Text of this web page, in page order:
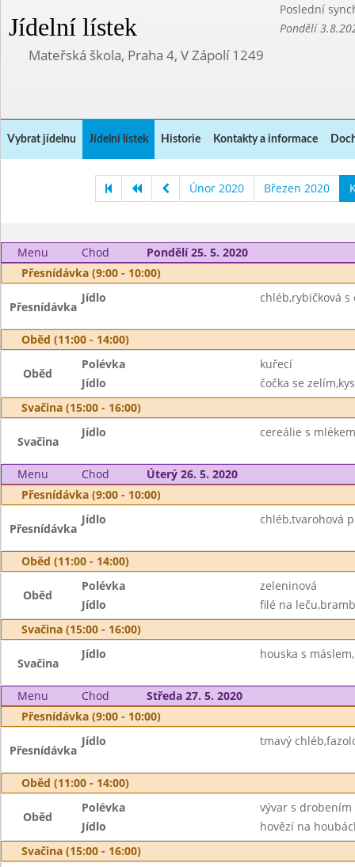
Jídelní lístek
Poslední
Pondělí
Mateřská škola, Praha 4, V Zápolí 1249
Vybrat jídelnu Jídelní lístek Historie Kontakty a informace
Únor 2020 Březen 2020
Menu Chod
Pondělí 25. 5. 2020
Přesnídávka (9:00 - 10:00)
Přesnídávka
Jídlo chléb,rybičková s
Oběd (11:00 - 14:00)
Oběd
Polévka
kuřecí
Jídlo
čočka se
Svačina (15:00 - 16:00)
Svačina
Jídlo cereálie s
Menu Chod
Úterý 26. 5. 2020
Přesnídávka (9:00 - 10:00)
Přesnídávka
Jídlo chléb,tvarohová
Oběd (11:00 - 14:00)
Oběd
Polévka
zeleninová
Jídlo
filé na
Svačina (15:00 - 16:00)
Svačina
Jídlo houska s
Menu Chod
Středa 27. 5. 2020
Přesnídávka (9:00 - 10:00)
Přesnídávka
Jídlo tmavý
Oběd (11:00 - 14:00)
Oběd
Polévka
vývar s drobením
Jídlo
hovězí na
Svačina (15:00 - 16:00)